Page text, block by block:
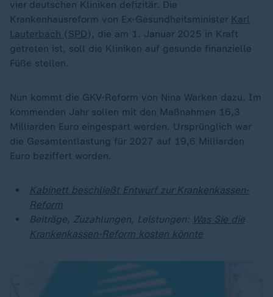
vier deutschen Kliniken defizitär. Die
Krankenhausreform von Ex-Gesundheitsminister Karl
Lauterbach (SPD), die am 1. Januar 2025 in Kraft
getreten ist, soll die Kliniken auf gesunde finanzielle
Füße stellen.
Nun kommt die GKV-Reform von Nina Warken dazu. Im
kommenden Jahr sollen mit den Maßnahmen 16,3
Milliarden Euro eingespart werden. Ursprünglich war
die Gesamtentlastung für 2027 auf 19,6 Milliarden
Euro beziffert worden.
Kabinett beschließt Entwurf zur Krankenkassen-
Reform
Beiträge, Zuzahlungen, Leistungen: Was Sie die
Krankenkassen-Reform kosten könnte